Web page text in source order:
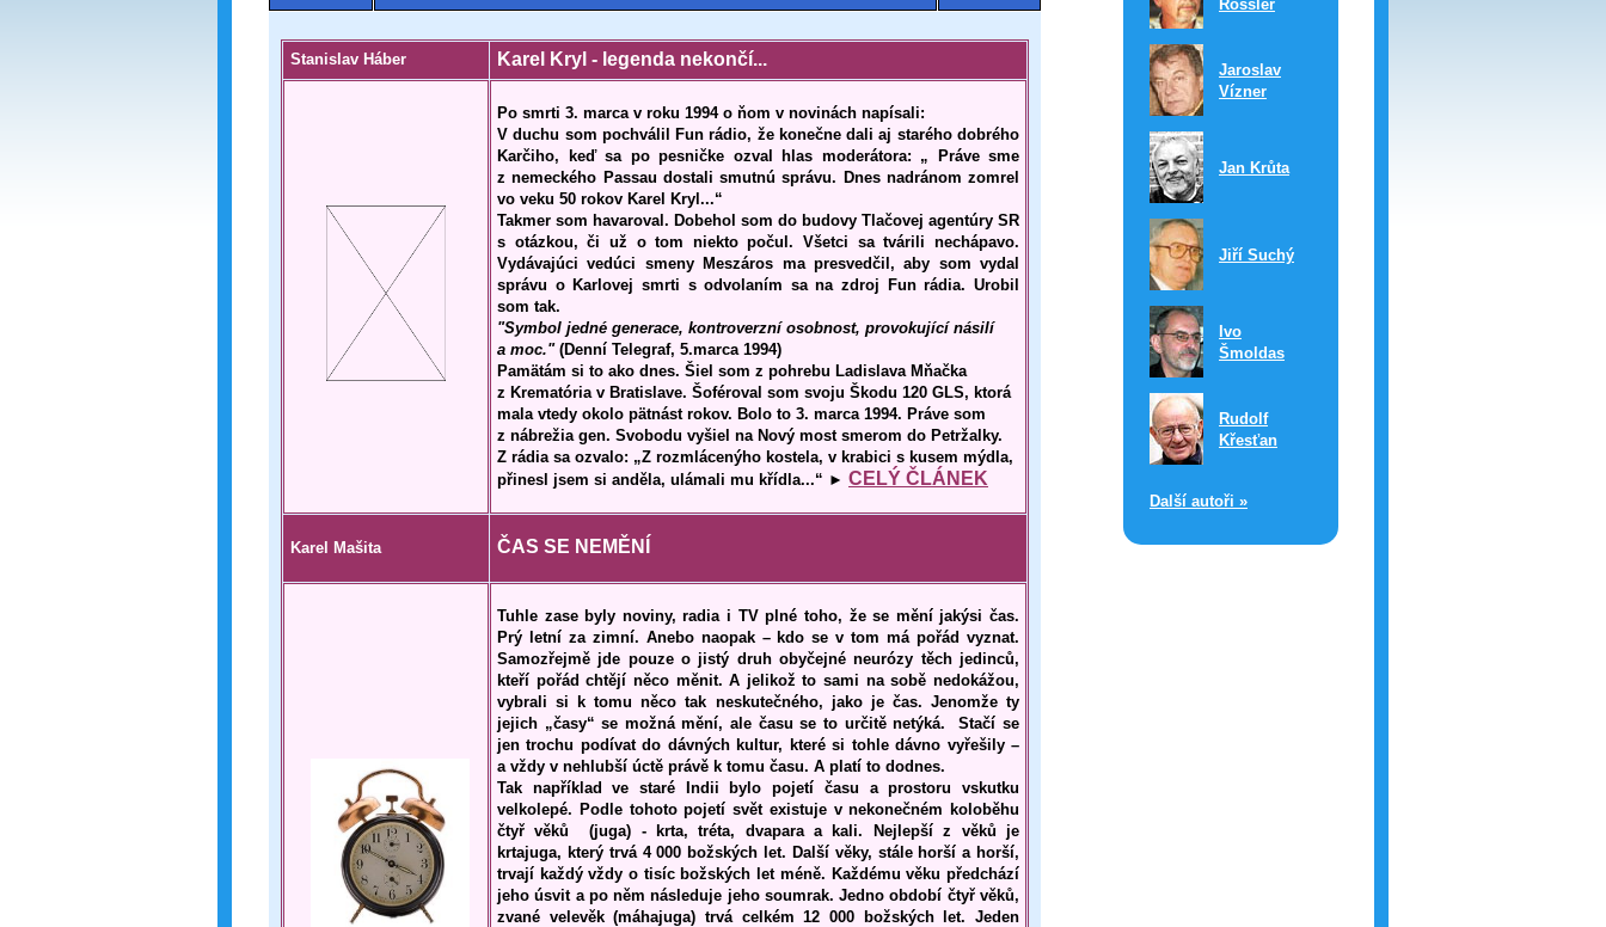
Stanislav Háber Karel Kryl - legenda nekončí...
Po smrti 3. marca v roku 1994 o ňom v novinách napísali:
V duchu som pochválil Fun rádio, že konečne dali aj starého dobrého
Karčiho, keď sa po pesničke ozval hlas moderátora: „ Práve sme
z nemeckého Passau dostali smutnú správu. Dnes nadránom zomrel
vo veku 50 rokov Karel Kryl...“
Takmer som havaroval. Dobehol som do budovy Tlačovej agentúry SR
s otázkou, či už o tom niekto počul. Všetci sa tvárili nechápavo.
Vydávajúci vedúci smeny Meszáros ma presvedčil, aby som vydal
správu o Karlovej smrti s odvolaním sa na zdroj Fun rádia. Urobil
som tak.
"Symbol jedné generace, kontroverzní osobnost, provokující násilí
a moc."(Denní Telegraf, 5.marca 1994)
Pamätám si to ako dnes. Šiel som z pohrebu Ladislava Mňačka
z Krematória v Bratislave. Šoféroval som svoju Škodu 120 GLS, ktorá
mala vtedy okolo pätnást rokov. Bolo to 3. marca 1994. Práve som
z nábrežia gen. Svobodu vyšiel na Nový most smerom do Petržalky.
Z rádia sa ozvalo: „Z rozmlácenýho kostela, v krabici s kusem mýdla,
přinesl jsem si anděla, ulámali mu křídla...“ ► CELÝ ČLÁNEK
Karel Mašita ČAS SE NEMĚNÍ
Tuhle zase byly noviny, radia i TV plné toho, že se mění jakýsi čas.
Prý letní za zimní. Anebo naopak – kdo se v tom má pořád vyznat.
Samozřejmě jde pouze o jistý druh obyčejné neurózy těch jedinců,
kteří pořád chtějí něco měnit. A jelikož to sami na sobě nedokážou,
vybrali si k tomu něco tak neskutečného, jako je čas. Jenomže ty
jejich „časy“ se možná mění, ale času se to určitě netýká. Stačí se
jen trochu podívat do dávných kultur, které si tohle dávno vyřešily –
a vždy v nehlubší úctě právě k tomu času. A platí to dodnes.
Tak například ve staré Indii bylo pojetí času a prostoru vskutku
velkolepé. Podle tohoto pojetí svět existuje v nekonečném koloběhu
čtyř věků (juga) - krta, tréta, dvapara a kali. Nejlepší z věků je
krtajuga, který trvá 4 000 božských let. Další věky, stále horší a horší,
trvají každý vždy o tisíc božských let méně. Každému věku předchází
jeho úsvit a po něm následuje jeho soumrak. Jedno období čtyř věků,
zvané velevěk (máhajuga) trvá celkém 12 000 božských let. Jeden
Rössler
Jaroslav
Vízner
Jan Krůta
Jiří Suchý
Ivo
Šmoldas
Rudolf
Křesťan
Další autoři »